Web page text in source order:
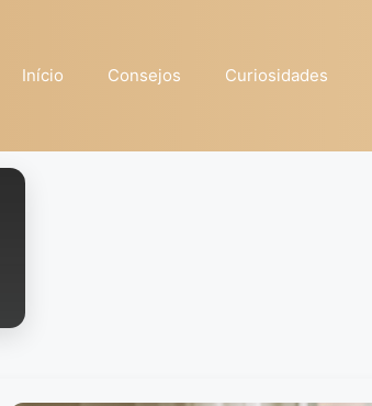
Início Consejos Curiosidades